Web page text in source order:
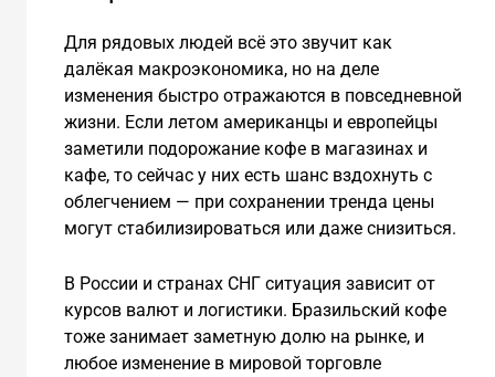
Для рядовых людей всё это звучит как
далёкая макроэкономика, но на деле
изменения быстро отражаются в повседневной
жизни. Если летом американцы и европейцы
заметили подорожание кофе в магазинах и
кафе, то сейчас у них есть шанс вздохнуть с
облегчением — при сохранении тренда цены
могут стабилизироваться или даже снизиться.
В России и странах СНГ ситуация зависит от
курсов валют и логистики. Бразильский кофе
тоже занимает заметную долю на рынке, и
любое изменение в мировой торговле